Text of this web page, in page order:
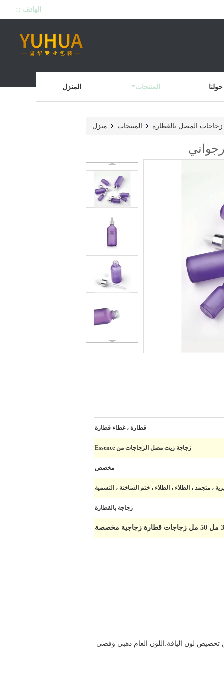
الهاتف ::
المنزل المنتجات حولنا
منزل المنتجات زجاجات المصل بالقطارة
قطارة ، غطاء قطارة
زجاجة زيت مصل الزجاجات من Essence
مخصص
، متجمد ، الطلاء ، الطلاء ، ختم الساخنة ، التسمية
زجاجة بالقطارة
لون الياقة.اللون العام ذهبي وفضي